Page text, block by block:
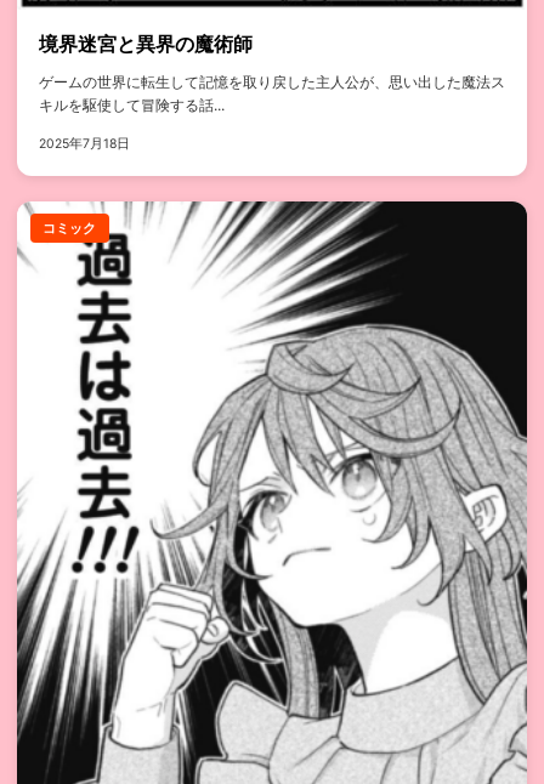
境界迷宮と異界の魔術師
ゲームの世界に転生して記憶を取り戻した主人公が、思い出した魔法ス
キルを駆使して冒険する話...
2025年7月18日
コミック